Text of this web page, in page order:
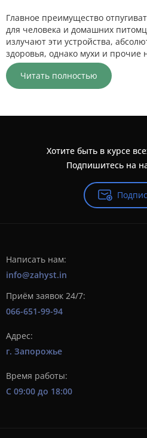
Главное преимущество
для человека и домашних
излучают эти устройства,
здоровья, однако мухи и прочие
переносить такие частоты и
идеальное решение, если у вас
которых нужно защитить от
Отпугиватели мух могут
поэтому легко устанавливаются
многие модели имеют режимы
вы можете выбирать
Купить отпугиватель мух в
ваших потребностей.
Не терпите нашествие мух в
отпугиватель мух уже сегодня и
комфортом!
Читать полностью
Хотите быть в курсе
Подпишитесь на
Написать нам:
info@zahyst.in
Приём заявок 24/7:
066-651-99-94
Адрес:
г. Запорожье
Время работы:
С 09:00 до 18:00